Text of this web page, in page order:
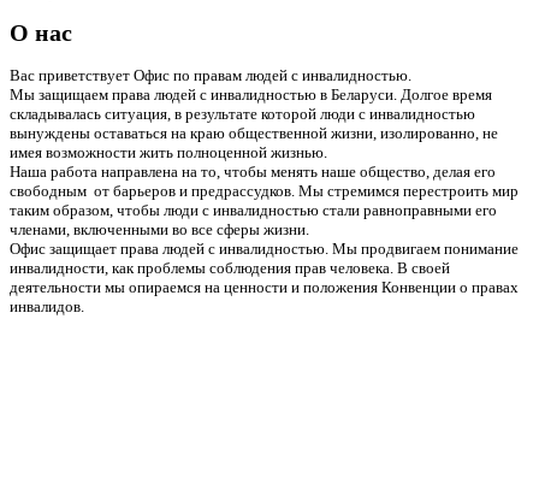
О нас
Вас приветствует Офис по правам людей с инвалидностью.
Мы защищаем права людей с инвалидностью в Беларуси. Долгое время
складывалась ситуация, в результате которой люди с инвалидностью
вынуждены оставаться на краю общественной жизни, изолированно, не
имея возможности жить полноценной жизнью.
Наша работа направлена на то, чтобы менять наше общество, делая его
свободным от барьеров и предрассудков. Мы стремимся перестроить мир
таким образом, чтобы люди с инвалидностью стали равноправными его
членами, включенными во все сферы жизни.
Офис защищает права людей с инвалидностью. Мы продвигаем понимание
инвалидности, как проблемы соблюдения прав человека. В своей
деятельности мы опираемся на ценности и положения Конвенции о правах
инвалидов.